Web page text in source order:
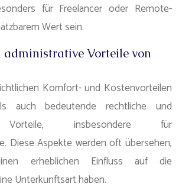
für Freelancer oder Remote-
Wert sein.
administrative Vorteile von
Komfort- und Kostenvorteilen
auch bedeutende rechtliche und
Vorteile, insbesondere für
Diese Aspekte werden oft übersehen,
erheblichen Einfluss auf die
Unterkunftsart haben.